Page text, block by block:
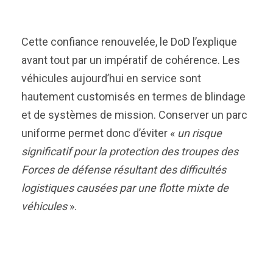
Cette confiance renouvelée, le DoD l’explique
avant tout par un impératif de cohérence. Les
véhicules aujourd’hui en service sont
hautement customisés en termes de blindage
et de systèmes de mission. Conserver un parc
uniforme permet donc d’éviter « un risque
significatif pour la protection des troupes des
Forces de défense résultant des difficultés
logistiques causées par une flotte mixte de
véhicules».